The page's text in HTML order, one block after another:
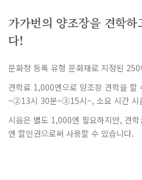
가가번의 양조장을 견학
다!
문화청 등록 유형 문화재로 지정된
견학료 1,000엔으로 양조장 견학을
~②13시 30분~③15시~, 소요 시간 시
시음은 별도 1,000엔 필요하지만, 견
엔 할인권으로써 사용할 수 있습니다.